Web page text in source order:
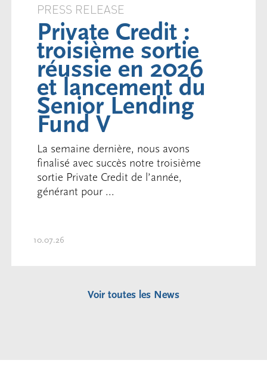
PRESS RELEASE
Private Credit :
troisième sortie
réussie en 2026
et lancement du
Senior Lending
Fund V
La semaine dernière, nous avons
finalisé avec succès notre troisième
sortie Private Credit de l’année,
générant pour ...
10.07.26
Voir toutes les News